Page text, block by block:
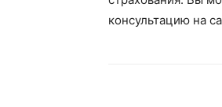
консультацию на